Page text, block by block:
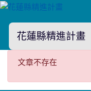
花蓮縣精進計畫
文章不存在
文章不存在